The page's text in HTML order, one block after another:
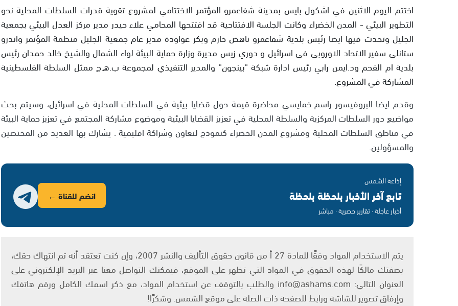
اختتم اليوم الاثنين في اشكول بايس بمدينة شفاعمرو المؤتمر الاختتامي لمشروع تقوية قدرات السلطات المحلية نحو
التطوير البيئي - المدن الخضراء وكانت الجلسة الافتتاحية قد افتتحها المحامي علاء حيدر مدير مركز العدل البيئي بجمعية
الجليل وتحدث فيها ايضا رئيس بلدية شفاعمرو ناهض خازم وبكر عواودة مدير عام جمعية الجليل منظمة المؤتمر واندرو
ستانلي سفير الاتحاد الاوروبي في اسرائيل و دوري زيس مديرة وزارة حماية البيئة لواء الشمال والشيخ خالد حمدان رئيس
بلدية ام الفحم ود.ايمن رابي رئيس ادارة شبكة "بينجون" والمدير التنفيذي لمجموعة ب.ه.ج ممثل السلطة الفلسطينية
المشاركة في المشروع.
وقدم ايضا البروفيسور راسم خمايسي محاضرة قيمة حول قضايا بيئية في السلطات المحلية في اسرائيل، وسيتم بحث
مواضيع دور السلطات المركزية والسلطة المحلية في تعزيز القضايا البيئية وموضوع مشاركة المجتمع في تعزيز حماية البيئة
في مناطق السلطات المحلية ومشروع المدن الخضراء كنموذج لتعاون وشراكة اقليمية . يشارك بها العديد من المختصين
والمسؤولين.
إذاعة الشمس
تابع آخر الأخبار بلحظة بلحظة
أخبار عاجلة · تقارير حصرية · مباشر
انضم للقناة ←
يتم الاستخدام المواد وفقًا للمادة 27 أ من قانون حقوق التأليف والنشر 2007، وإن كنت تعتقد أنه تم انتهاك حقك،
بصفتك مالكًا لهذه الحقوق في المواد التي تظهر على الموقع، فيمكنك التواصل معنا عبر البريد الإلكتروني على
العنوان التالي: info@ashams.com والطلب بالتوقف عن استخدام المواد، مع ذكر اسمك الكامل ورقم هاتفك
وإرفاق تصوير للشاشة ورابط للصفحة ذات الصلة على موقع الشمس. وشكرًا!